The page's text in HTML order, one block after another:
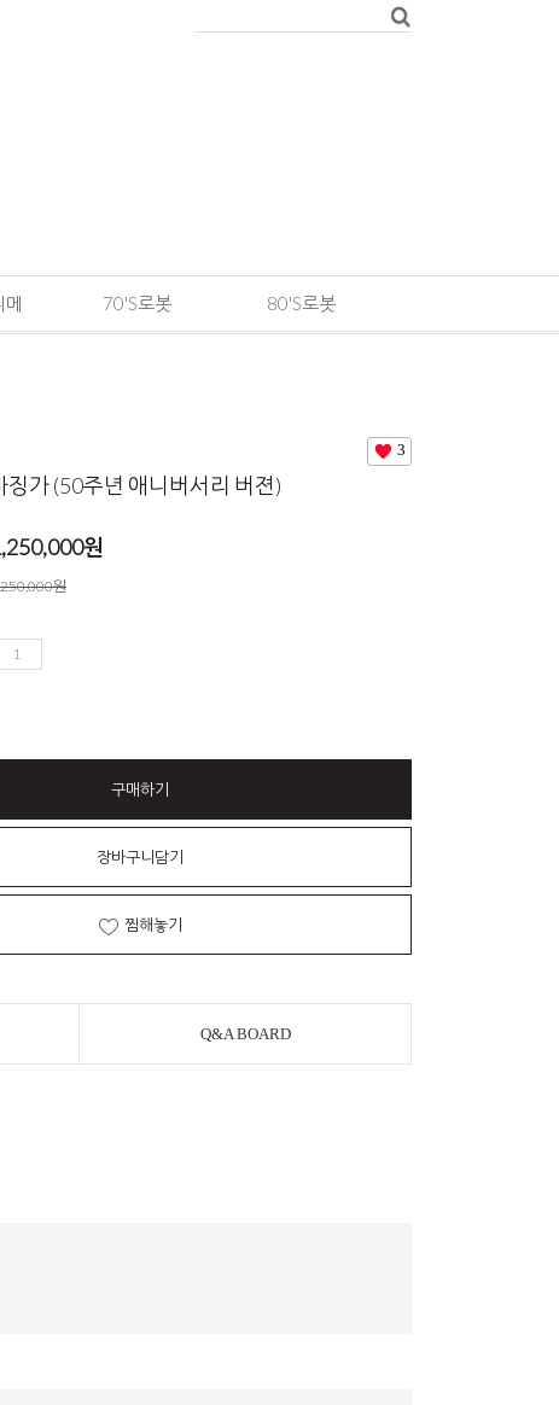
메 70'S로봇 80'S로봇
3
징가 (50주년 애니버서리 버젼)
원
원
구매하기
장바구니담기
찜해놓기
Q&A BOARD